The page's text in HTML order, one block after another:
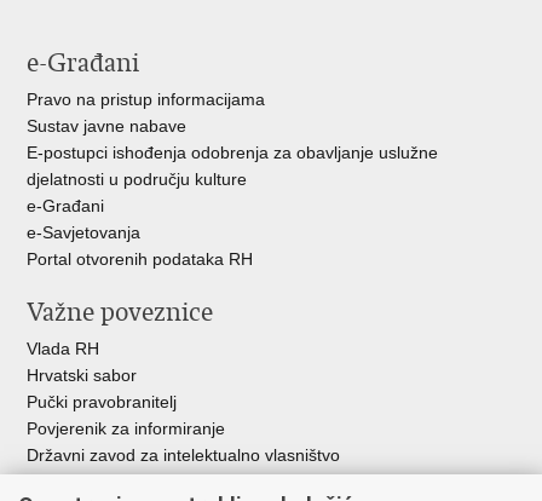
e-Građani
Pravo na pristup informacijama
Sustav javne nabave
E-postupci ishođenja odobrenja za obavljanje uslužne
djelatnosti u području kulture
e-Građani
e-Savjetovanja
Portal otvorenih podataka RH
Važne poveznice
Vlada RH
Hrvatski sabor
Pučki pravobranitelj
Povjerenik za informiranje
Državni zavod za intelektualno vlasništvo